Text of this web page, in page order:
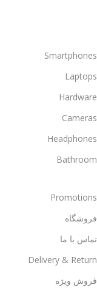
Smartphones
Laptops
Hardware
Cameras
Headphones
Bathroom
Promotions
فروشگاه
تماس با ما
Delivery & Return
فروش ویژه